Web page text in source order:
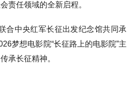
责任领域的全新启程。
合中央红军长征出发纪念馆共同承
梦想电影院“长征路上的电影院”主
承长征精神。